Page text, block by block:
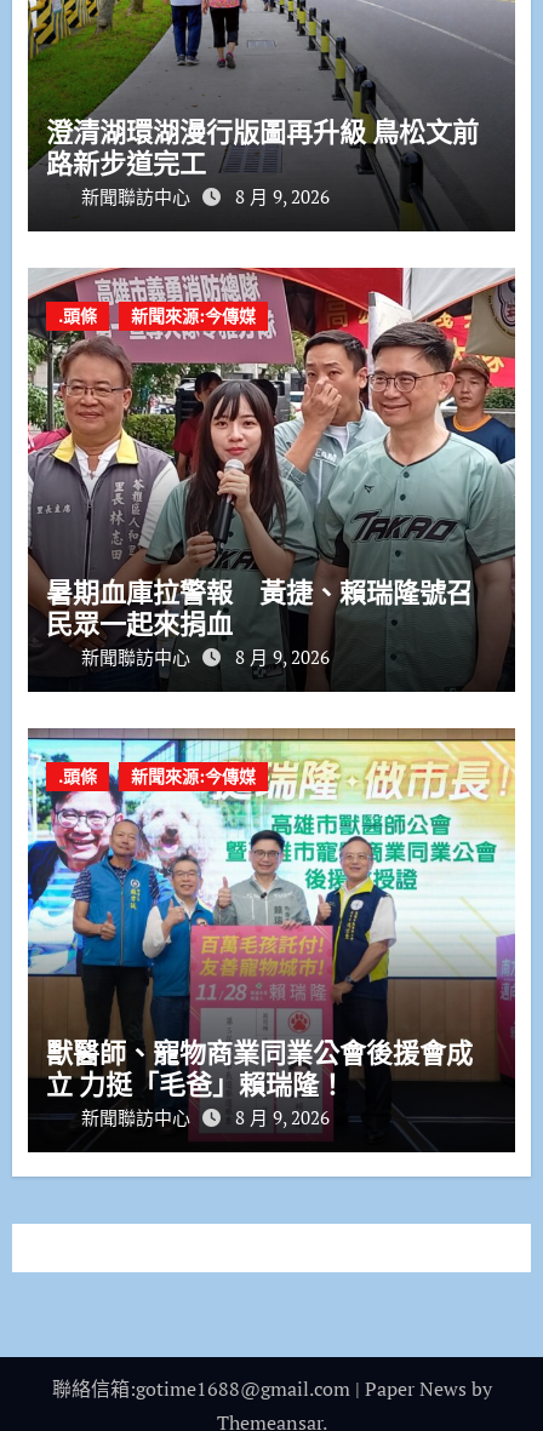
澄清湖環湖漫行版圖再升級 鳥松文前
路新步道完工
新聞聯訪中心 8 月 9, 2026
.頭條 新聞來源:今傳媒
暑期血庫拉警報 黃捷、賴瑞隆號召
民眾一起來捐血
新聞聯訪中心 8 月 9, 2026
.頭條 新聞來源:今傳媒
獸醫師、寵物商業同業公會後援會成
立 力挺「毛爸」賴瑞隆！
新聞聯訪中心 8 月 9, 2026
聯絡信箱:gotime1688@gmail.com | Paper News by
Themeansar.